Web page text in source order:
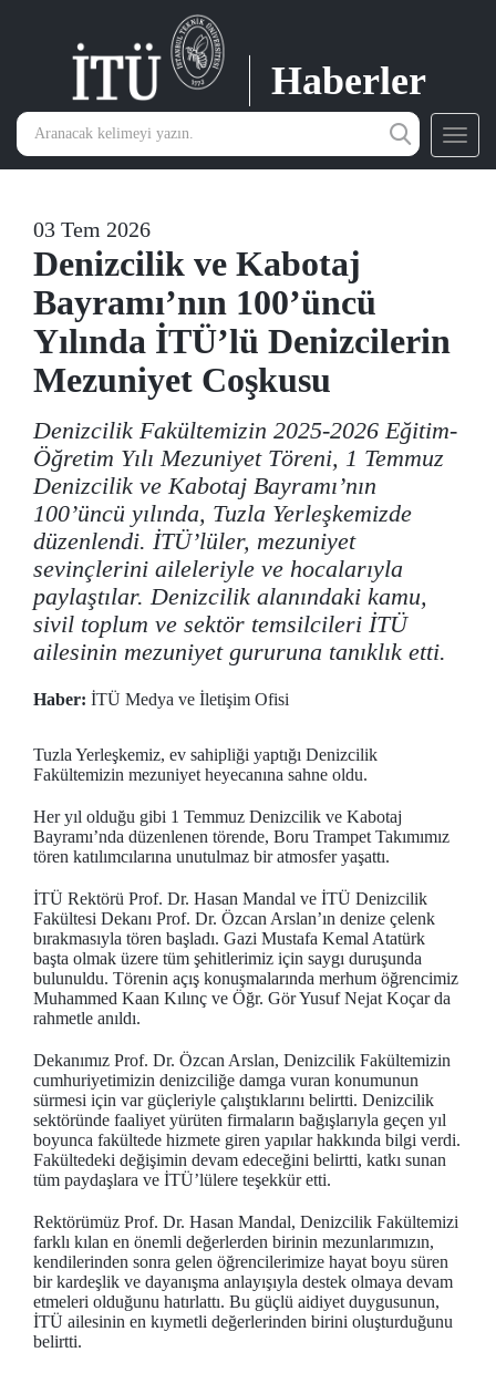
Haberler
03 Tem 2026
Denizcilik ve Kabotaj
Bayramı’nın 100’üncü
Yılında İTÜ’lü Denizcilerin
Mezuniyet Coşkusu
Denizcilik Fakültemizin 2025-2026 Eğitim-
Öğretim Yılı Mezuniyet Töreni, 1 Temmuz
Denizcilik ve Kabotaj Bayramı’nın
100’üncü yılında, Tuzla Yerleşkemizde
düzenlendi. İTÜ’lüler, mezuniyet
sevinçlerini aileleriyle ve hocalarıyla
paylaştılar. Denizcilik alanındaki kamu,
sivil toplum ve sektör temsilcileri İTÜ
ailesinin mezuniyet gururuna tanıklık etti.
Haber: İTÜ Medya ve İletişim Ofisi
Tuzla Yerleşkemiz, ev sahipliği yaptığı Denizcilik
Fakültemizin mezuniyet heyecanına sahne oldu.
Her yıl olduğu gibi 1 Temmuz Denizcilik ve Kabotaj
Bayramı’nda düzenlenen törende, Boru Trampet Takımımız
tören katılımcılarına unutulmaz bir atmosfer yaşattı.
İTÜ Rektörü Prof. Dr. Hasan Mandal ve İTÜ Denizcilik
Fakültesi Dekanı Prof. Dr. Özcan Arslan’ın denize çelenk
bırakmasıyla tören başladı. Gazi Mustafa Kemal Atatürk
başta olmak üzere tüm şehitlerimiz için saygı duruşunda
bulunuldu. Törenin açış konuşmalarında merhum öğrencimiz
Muhammed Kaan Kılınç ve Öğr. Gör Yusuf Nejat Koçar da
rahmetle anıldı.
Dekanımız Prof. Dr. Özcan Arslan, Denizcilik Fakültemizin
cumhuriyetimizin denizciliğe damga vuran konumunun
sürmesi için var güçleriyle çalıştıklarını belirtti. Denizcilik
sektöründe faaliyet yürüten firmaların bağışlarıyla geçen yıl
boyunca fakültede hizmete giren yapılar hakkında bilgi verdi.
Fakültedeki değişimin devam edeceğini belirtti, katkı sunan
tüm paydaşlara ve İTÜ’lülere teşekkür etti.
Rektörümüz Prof. Dr. Hasan Mandal, Denizcilik Fakültemizi
farklı kılan en önemli değerlerden birinin mezunlarımızın,
kendilerinden sonra gelen öğrencilerimize hayat boyu süren
bir kardeşlik ve dayanışma anlayışıyla destek olmaya devam
etmeleri olduğunu hatırlattı. Bu güçlü aidiyet duygusunun,
İTÜ ailesinin en kıymetli değerlerinden birini oluşturduğunu
belirtti.